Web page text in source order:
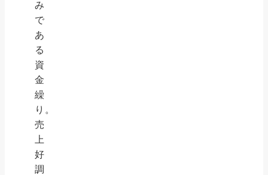
み
で
あ
る
資
金
繰
り。
売
上
好
調